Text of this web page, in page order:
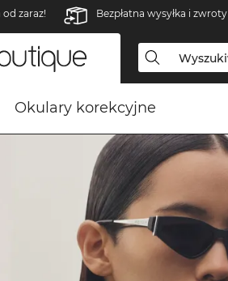
zaraz! Bezpłatna wysyłka i zwroty
Okulary korekcyjne